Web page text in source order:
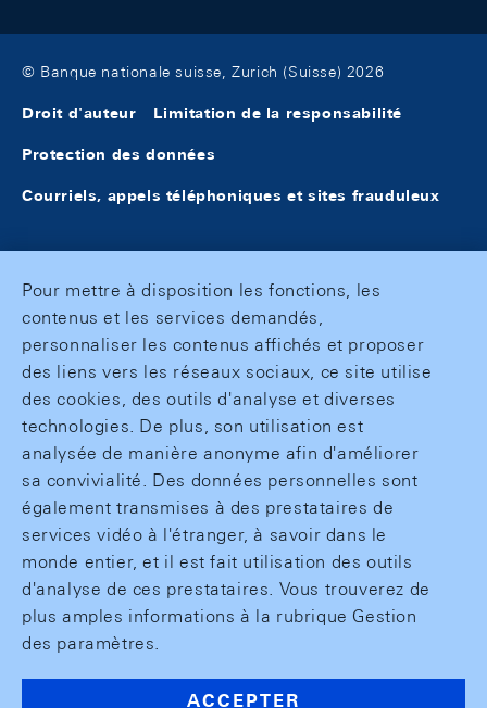
© Banque nationale suisse, Zurich (Suisse) 2026
Droit d'auteur Limitation de la responsabilité
Protection des données
Courriels, appels téléphoniques et sites frauduleux
Pour mettre à disposition les fonctions, les
contenus et les services demandés,
personnaliser les contenus affichés et proposer
des liens vers les réseaux sociaux, ce site utilise
des cookies, des outils d'analyse et diverses
technologies. De plus, son utilisation est
analysée de manière anonyme afin d'améliorer
sa convivialité. Des données personnelles sont
également transmises à des prestataires de
services vidéo à l'étranger, à savoir dans le
monde entier, et il est fait utilisation des outils
d'analyse de ces prestataires. Vous trouverez de
plus amples informations à la rubrique Gestion
des paramètres.
ACCEPTER